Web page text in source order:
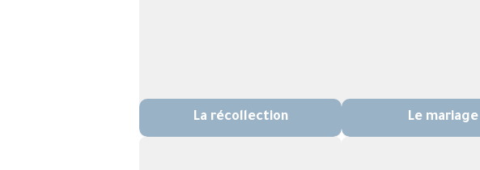
La récollection Le mariage